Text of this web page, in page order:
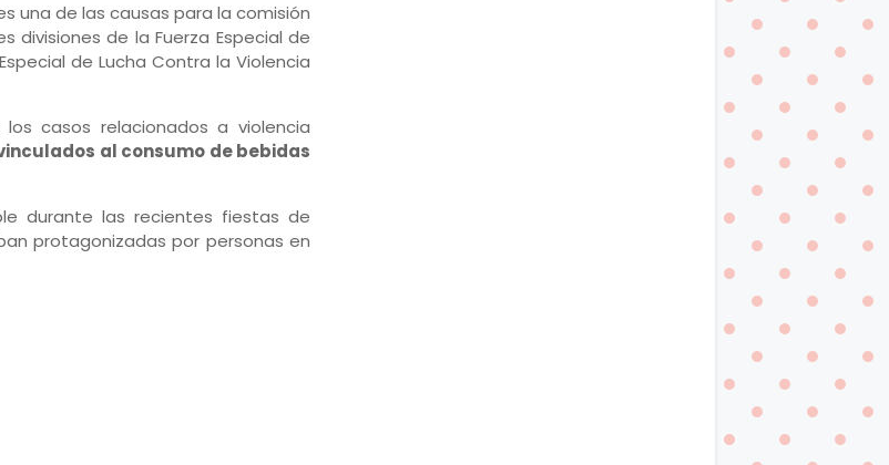
una de las causas para la comisión
divisiones de la Fuerza Especial de
de Lucha Contra la Violencia
casos relacionados a violencia
al consumo de bebidas
durante las recientes fiestas de
protagonizadas por personas en